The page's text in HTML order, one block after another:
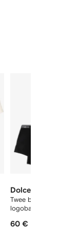
Dolce & Gabbana
Twee boxershorts met
logoband
60 €